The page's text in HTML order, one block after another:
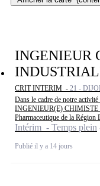
INGENIEUR
CRIT INTERIM - 21 -
Dans le cadre de notre
INGENIEUR(E) CHIMISTE
Pharmaceutique de la Région
Intérim - Temps plein
Publié il y a 14 jours